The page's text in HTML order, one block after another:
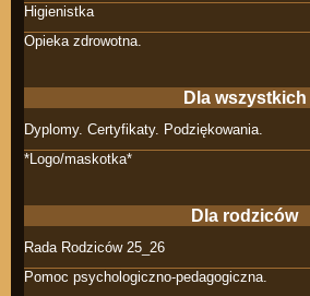
Higienistka
Opieka zdrowotna.
Dla wszystkich
Dyplomy. Certyfikaty. Podziękowania.
*Logo/maskotka*
Dla rodziców
Rada Rodziców 25_26
Pomoc psychologiczno-pedagogiczna.